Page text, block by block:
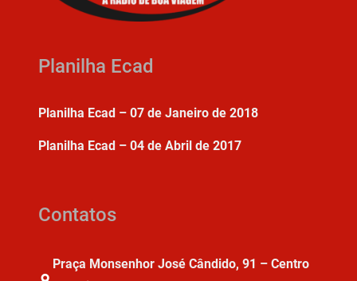
Planilha Ecad
Planilha Ecad – 07 de Janeiro de 2018
Planilha Ecad – 04 de Abril de 2017
Contatos
Praça Monsenhor José Cândido, 91 – Centro